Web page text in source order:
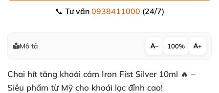
📞 Tư vấn 0938411000 (24/7)
Mô tả − 100% +
Chai hít tăng khoái cảm Iron Fist Silver 10ml 🔥 –
Siêu phẩm từ Mỹ cho khoái lạc đỉnh cao!